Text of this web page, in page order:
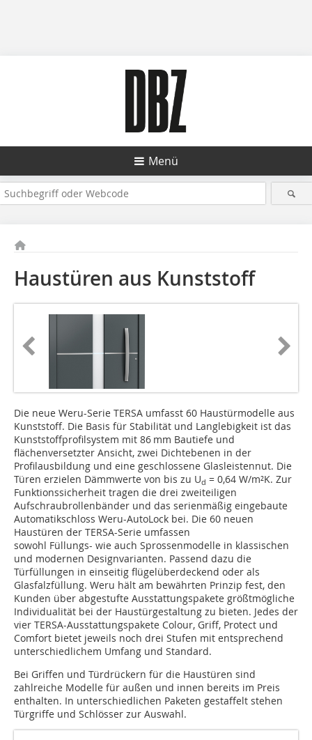
Menü
Haustüren aus Kunststoff
Die neue Weru-Serie TERSA umfasst 60 Haustürmodelle aus
Kunststoff. Die Basis für Stabilität und Langlebigkeit ist das
Kunststoffprofilsystem mit 86 mm Bautiefe und
flächenversetzter Ansicht, zwei Dichtebenen in der
Profilausbildung und eine geschlossene Glasleistennut. Die
Türen erzielen Dämmwerte von bis zu Ud = 0,64 W/m²K. Zur
Funktionssicherheit tragen die drei zweiteiligen
Aufschraubrollenbänder und das serienmäßig eingebaute
Automatikschloss Weru-AutoLock bei. Die 60 neuen
Haustüren der TERSA-Serie umfassen
sowohl Füllungs- wie auch Sprossenmodelle in klassischen
und modernen Designvarianten. Passend dazu die
Türfüllungen in einseitig flügelüberdeckend oder als
Glasfalzfüllung. Weru hält am bewährten Prinzip fest, den
Kunden über abgestufte Ausstattungspakete größtmögliche
Individualität bei der Haustürgestaltung zu bieten. Jedes der
vier TERSA-Ausstattungspakete Colour, Griff, Protect und
Comfort bietet jeweils noch drei Stufen mit entsprechend
unterschiedlichem Umfang und Standard.
Bei Griffen und Türdrückern für die Haustüren sind
zahlreiche Modelle für außen und innen bereits im Preis
enthalten. In unterschiedlichen Paketen gestaffelt stehen
Türgriffe und Schlösser zur Auswahl.